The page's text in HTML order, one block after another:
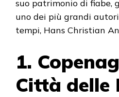
suo patrimonio di fiabe,
uno dei più grandi
tempi, Hans Christian
1.
Città delle